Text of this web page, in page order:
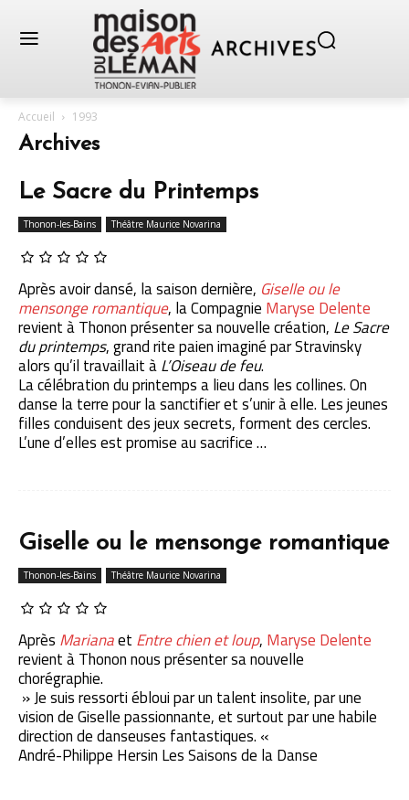
Accueil 1993
Archives
Le Sacre du Printemps
Thonon-les-Bains Théâtre Maurice Novarina
Après avoir dansé, la saison dernière, Giselle ou le
mensonge romantique, la Compagnie Maryse Delente
revient à Thonon présenter sa nouvelle création, Le Sacre
du printemps, grand rite paien imaginé par Stravinsky
alors qu’il travaillait àL’Oiseau de feu.
La célébration du printemps a lieu dans les collines. On
danse la terre pour la sanctifier et s’unir à elle. Les jeunes
filles conduisent des jeux secrets, forment des cercles.
L’une d’elles est promise au sacrifice …
Giselle ou le mensonge romantique
Thonon-les-Bains Théâtre Maurice Novarina
Après Marianaet Entre chien et loup, Maryse Delente
revient à Thonon nous présenter sa nouvelle
chorégraphie.
» Je suis ressorti ébloui par un talent insolite, par une
vision de Giselle passionnante, et surtout par une habile
direction de danseuses fantastiques. «
André-Philippe Hersin Les Saisons de la Danse